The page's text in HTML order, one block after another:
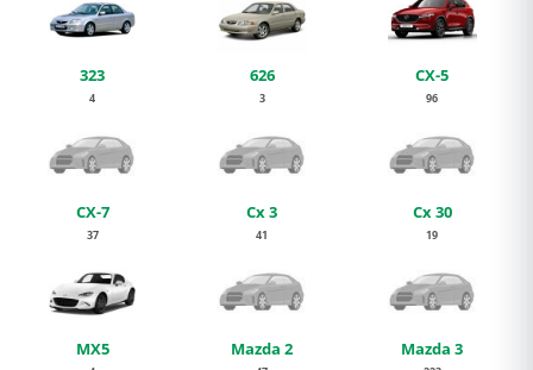
323
4
626
3
CX-5
96
CX-7
37
Cx 3
41
Cx 30
19
MX5 Mazda 2 Mazda 3